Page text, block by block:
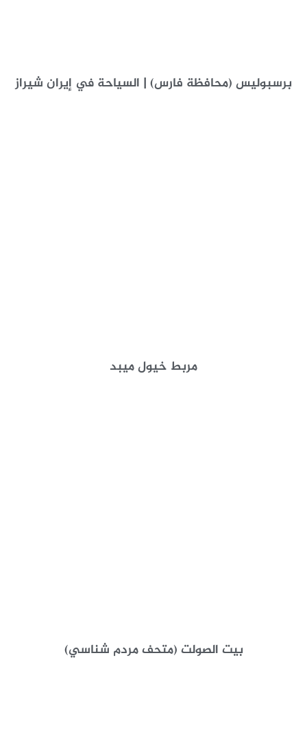
برسبوليس (محافظة فارس) | السياحة في إيران شیراز
مربط خيول ميبد
بيت الصولت (متحف مردم شناسي)